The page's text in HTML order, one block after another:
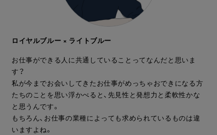
ロイヤルブルー × ライトブルー
お仕事ができる人に共通していることってなんだと思いま
す？
私が今までお会いしてきたお仕事がめっちゃおできになる方
たちのことを思い浮かべると、先見性と発想力と柔軟性かな
と思うんです。
もちろん、お仕事の業種によっても求められているものは違
いますよね。